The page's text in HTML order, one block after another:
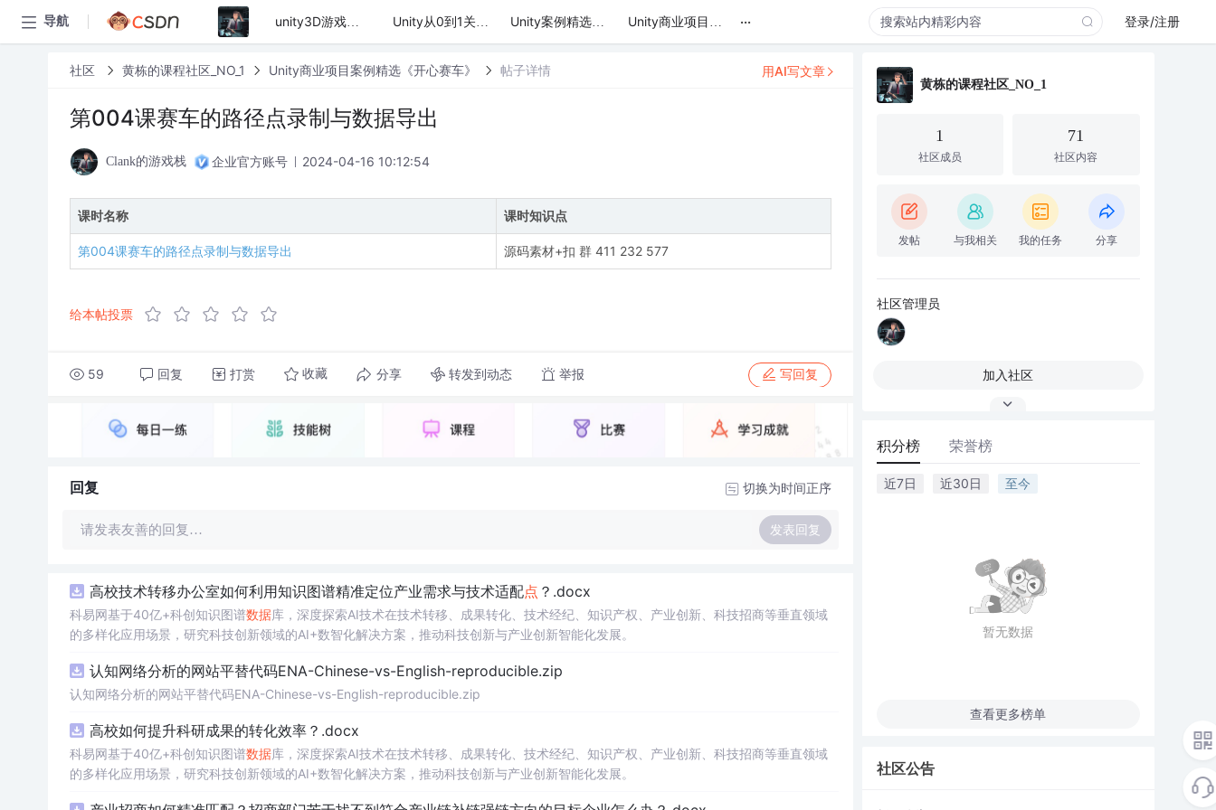
导航 unity3D游戏开发 Unity从0到1关卡类游戏项目实战课程 Unity案例精选《JolinClash》核心玩法与实现 Unity商业项目案例精选《开心赛车》 ... 登录/注册
社区 黄栋的课程社区_NO_1 Unity商业项目案例精选《开心赛车》 帖子详情
第004课赛车的路径点录制与数据导出
Clank的游戏栈 企业官方账号 2024-04-16 10:12:54
课时名称 课时知识点
第004课赛车的路径点录制与数据导出 源码素材+扣 群 411 232 577
给本帖投票
59 回复 打赏 收藏 分享 转发到动态 举报 写回复
用AI写文章
回复 切换为时间正序
请发表友善的回复… 发表回复
高校技术转移办公室如何利用知识图谱精准定位产业需求与技术适配点 ？.docx
科易网基于40亿+科创知识图谱数据库，深度探索AI技术在技术转移、成果转化、技术经纪、知识产权、产业创新、科技招商等垂直领域
的多样化应用场景，研究科技创新领域的AI+数智化解决方案，推动科技创新与产业创新智能化发展。
认知网络分析的网站平替代码ENA-Chinese-vs-English-reproducible.zip
认知网络分析的网站平替代码ENA-Chinese-vs-English-reproducible.zip
高校如何提升科研成果的转化效率？.docx
科易网基于40亿+科创知识图谱数据库，深度探索AI技术在技术转移、成果转化、技术经纪、知识产权、产业创新、科技招商等垂直领域
的多样化应用场景，研究科技创新领域的AI+数智化解决方案，推动科技创新与产业创新智能化发展。
黄栋的课程社区_NO_1
1
社区成员
71
社区内容
发帖 与我相关 我的任务 分享
社区管理员
加入社区
积分榜 荣誉榜
近7日 近30日 至今
暂无数据
查看更多榜单
社区公告